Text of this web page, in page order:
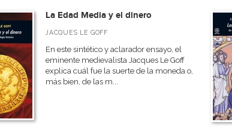
La Edad Media y el dinero
JACQUES LE GOFF
En este sintético y aclarador ensayo, el
eminente medievalista Jacques Le Goff
explica cuál fue la suerte de la moneda o,
más bien, de las m...